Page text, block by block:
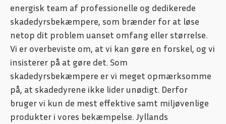
energisk team af professionelle og dedikerede
skadedyrsbekæmpere, som brænder for at løse
netop dit problem uanset omfang eller størrelse.
Vi er overbeviste om, at vi kan gøre en forskel, og vi
insisterer på at gøre det. Som
skadedyrsbekæmpere er vi meget opmærksomme
på, at skadedyrene ikke lider unødigt. Derfor
bruger vi kun de mest effektive samt miljøvenlige
produkter i vores bekæmpelse. Jyllands